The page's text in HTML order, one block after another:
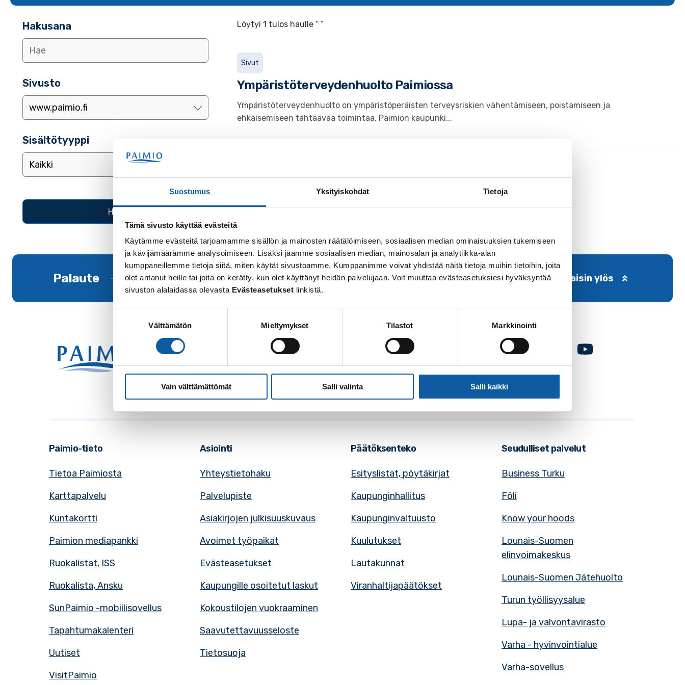
Suostumus Yksityiskohdat Tietoja
Tämä sivusto käyttää evästeitä
Käytämme evästeitä tarjoamamme sisällön ja mainosten räätälöimiseen, sosiaalisen median ominaisuuksien tukemiseen
ja kävijämäärämme analysoimiseen. Lisäksi jaamme sosiaalisen median, mainosalan ja analytiikka-alan
kumppaneillemme tietoja siitä, miten käytät sivustoamme. Kumppanimme voivat yhdistää näitä tietoja muihin tietoihin, joita
olet antanut heille tai joita on kerätty, kun olet käyttänyt heidän palvelujaan. Voit muuttaa evästeasetuksiesi hyväksyntää
sivuston alalaidassa olevasta Evästeasetukset linkistä.
Välttämätön Mieltymykset Tilastot Markkinointi
Vain välttämättömät Salli valinta Salli kaikki
Hakusana
Sivusto
Sisältötyyppi
Löytyi 1 tulos haulle “ ”
Sivut
Ympäristöterveydenhuolto Paimiossa
Ympäristöterveydenhuolto on ympäristöperäisten terveysriskien vähentämiseen, poistamiseen ja
ehkäisemiseen tähtäävää toimintaa. Paimion kaupunki...
Palaute Takaisin ylös
Käyntiosoite: Vistantie 18
Vaihde: (02) 474 511
Sähköposti:
paimio.kaupunki@paimio.fi
FacebookInstagram
Paimio-tieto
Tietoa Paimiosta
Karttapalvelu
Kuntakortti
Paimion mediapankki
Ruokalistat, ISS
Ruokalista, Ansku
SunPaimio -mobiilisovellus
Tapahtumakalenteri
Uutiset
VisitPaimio
Asiointi
Yhteystietohaku
Palvelupiste
Asiakirjojen julkisuuskuvaus
Avoimet työpaikat
Evästeasetukset
Kaupungille osoitetut laskut
Kokoustilojen vuokraaminen
Saavutettavuusseloste
Tietosuoja
Päätöksenteko
Esityslistat, pöytäkirjat
Kaupunginhallitus
Kaupunginvaltuusto
Kuulutukset
Lautakunnat
Viranhaltijapäätökset
Seudulliset palvelut
Business Turku
Föli
Know your hoods
Lounais-Suomen
elinvoimakeskus
Lounais-Suomen Jätehuolto
Turun työllisyysalue
Lupa- ja valvontavirasto
Varha - hyvinvointialue
Varha-sovellus